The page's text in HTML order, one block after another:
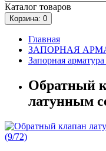
Каталог товаров
Корзина: 0
Главная
ЗАПОРНАЯ
Запорная
Обратный
латунным